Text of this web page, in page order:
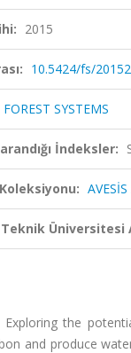
2015
10.5424/fs/
FOREST SYSTEMS
İndeksler:
Üniversitesi
the
and produce